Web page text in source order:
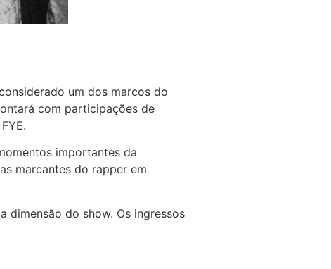
um dos marcos do
com participações de
importantes da
marcantes do rapper em
dimensão do show. Os ingressos